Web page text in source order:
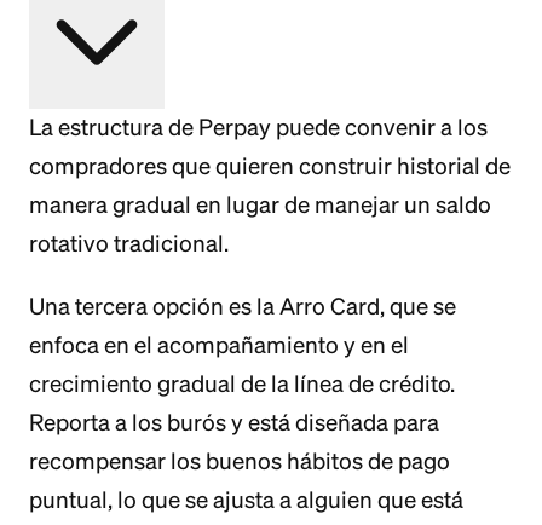
La estructura de Perpay puede convenir a los
compradores que quieren construir historial de
manera gradual en lugar de manejar un saldo
rotativo tradicional.
Una tercera opción es la Arro Card, que se
enfoca en el acompañamiento y en el
crecimiento gradual de la línea de crédito.
Reporta a los burós y está diseñada para
recompensar los buenos hábitos de pago
puntual, lo que se ajusta a alguien que está